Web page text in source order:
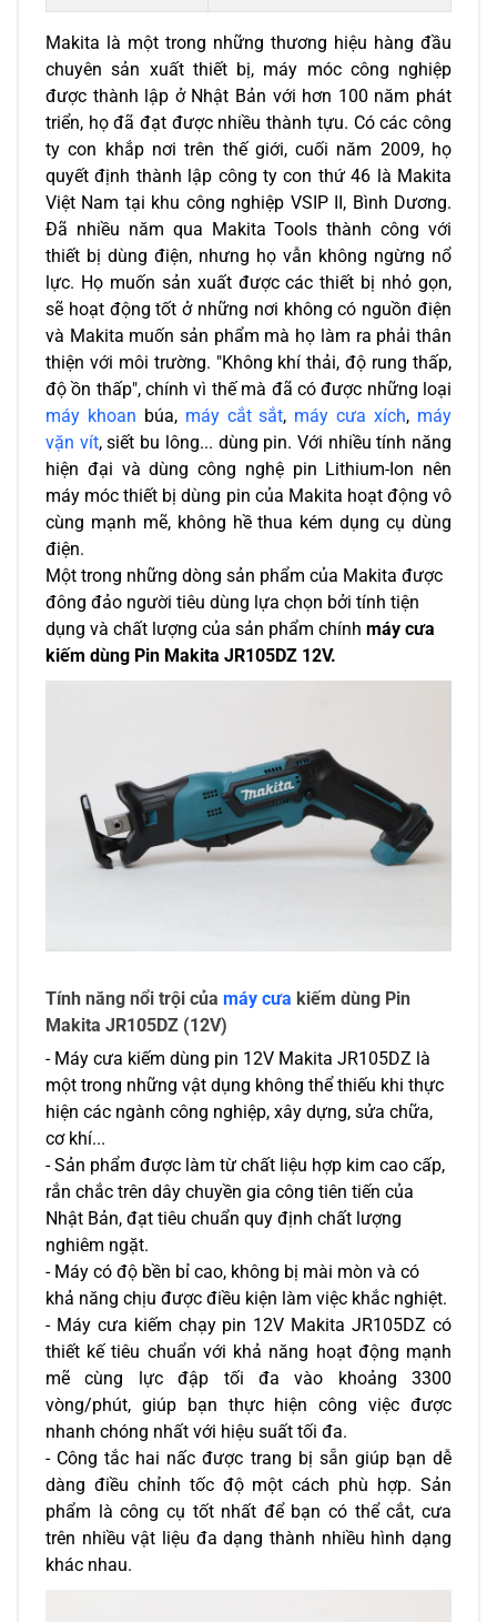
Makita là một trong những thương hiệu hàng đầu
chuyên sản xuất thiết bị, máy móc công nghiệp
được thành lập ở Nhật Bản với hơn 100 năm phát
triển, họ đã đạt được nhiều thành tựu. Có các công
ty con khắp nơi trên thế giới, cuối năm 2009, họ
quyết định thành lập công ty con thứ 46 là Makita
Việt Nam tại khu công nghiệp VSIP II, Bình Dương.
Đã nhiều năm qua Makita Tools thành công với
thiết bị dùng điện, nhưng họ vẫn không ngừng nổ
lực. Họ muốn sản xuất được các thiết bị nhỏ gọn,
sẽ hoạt động tốt ở những nơi không có nguồn điện
và Makita muốn sản phẩm mà họ làm ra phải thân
thiện với môi trường. "Không khí thải, độ rung thấp,
độ ồn thấp", chính vì thế mà đã có được những loại
máy khoan búa, máy cắt sắt, máy cưa xích, máy
vặn vít, siết bu lông... dùng pin. Với nhiều tính năng
hiện đại và dùng công nghệ pin Lithium-Ion nên
máy móc thiết bị dùng pin của Makita hoạt động vô
cùng mạnh mẽ, không hề thua kém dụng cụ dùng
điện.
Một trong những dòng sản phẩm của Makita được
đông đảo người tiêu dùng lựa chọn bởi tính tiện
dụng và chất lượng của sản phẩm chính máy cưa
kiếm dùng Pin Makita JR105DZ 12V.
Tính năng nổi trội của máy cưa kiếm dùng Pin
Makita JR105DZ (12V)
- Máy cưa kiếm dùng pin 12V Makita JR105DZ là
một trong những vật dụng không thể thiếu khi thực
hiện các ngành công nghiệp, xây dựng, sửa chữa,
cơ khí...
- Sản phẩm được làm từ chất liệu hợp kim cao cấp,
rắn chắc trên dây chuyền gia công tiên tiến của
Nhật Bản, đạt tiêu chuẩn quy định chất lượng
nghiêm ngặt.
- Máy có độ bền bỉ cao, không bị mài mòn và có
khả năng chịu được điều kiện làm việc khắc nghiệt.
- Máy cưa kiếm chạy pin 12V Makita JR105DZ có
thiết kế tiêu chuẩn với khả năng hoạt động mạnh
mẽ cùng lực đập tối đa vào khoảng 3300
vòng/phút, giúp bạn thực hiện công việc được
nhanh chóng nhất với hiệu suất tối đa.
- Công tắc hai nấc được trang bị sẵn giúp bạn dễ
dàng điều chỉnh tốc độ một cách phù hợp. Sản
phẩm là công cụ tốt nhất để bạn có thể cắt, cưa
trên nhiều vật liệu đa dạng thành nhiều hình dạng
khác nhau.